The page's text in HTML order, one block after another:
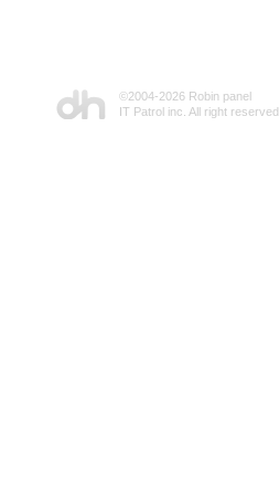
©2004-2026 Robin panel
IT Patrol inc. All right reserved.